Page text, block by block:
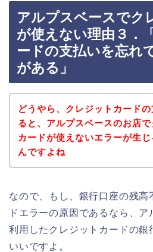
アルプスベースでク
が使えない理由３．
ードの支払いを忘れ
がある」
どうやら、クレジットカード
ると、アルプスベースのお店で
カードが使えないエラーが生
んですよね
なので、もし、銀行口座の残高
ドエラーの原因であるなら、
利用したクレジットカードの銀
いいですよ。